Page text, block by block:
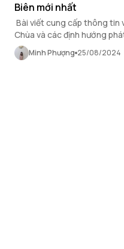
Biên mới nhất
Bài viết cung cấp thông tin
Chùa và các định hướng
Điện Biên.
Minh Phượng 25/08/2024